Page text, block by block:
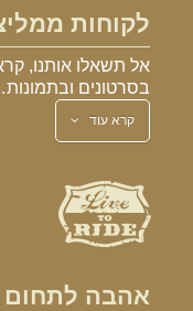
לקוחות
אל תשאלו אותנו,
בסרטונים
קרא עוד
אהבה לתחום